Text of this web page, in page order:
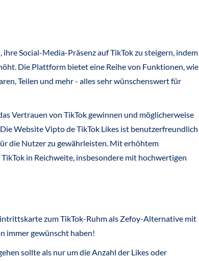
Social-Media-Präsenz auf TikTok zu steigern, indem
Die Plattform bietet eine Reihe von Funktionen, wie
Teilen und mehr - alles sehr wünschenswert für
Vertrauen von TikTok gewinnen und möglicherweise
Website Vipto de TikTok Likes ist benutzerfreundlich
die Nutzer zu gewährleisten. Mit erhöhtem
in Reichweite, insbesondere mit hochwertigen
zum TikTok-Ruhm als Zefoy-Alternative mit
immer gewünscht haben!
sollte als nur um die Anzahl der Likes oder